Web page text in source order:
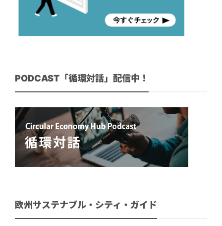
PODCAST「循環対話」配信中！
欧州サステナブル・シティ・ガイド